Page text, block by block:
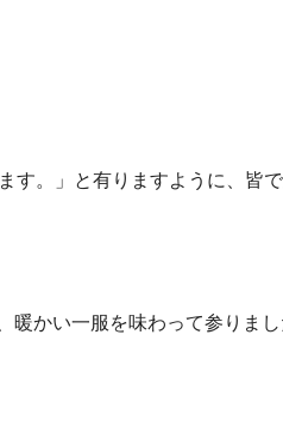
。」と有りますように、皆で
かい一服を味わって参りまし